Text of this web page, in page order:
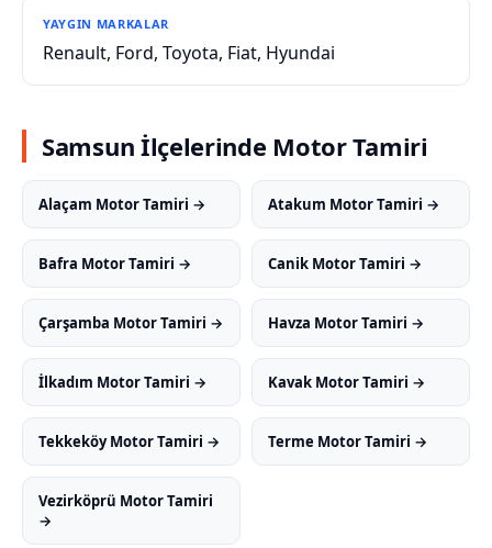
YAYGIN MARKALAR
Renault, Ford, Toyota, Fiat, Hyundai
Samsun İlçelerinde Motor Tamiri
Alaçam Motor Tamiri → Atakum Motor Tamiri →
Bafra Motor Tamiri → Canik Motor Tamiri →
Çarşamba Motor Tamiri → Havza Motor Tamiri →
İlkadım Motor Tamiri → Kavak Motor Tamiri →
Tekkeköy Motor Tamiri → Terme Motor Tamiri →
Vezirköprü Motor Tamiri
→